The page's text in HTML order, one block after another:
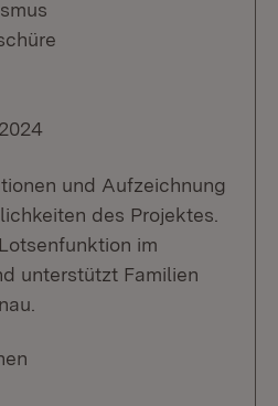
und Aufzeichnung
des Projektes.
im
unterstützt Familien